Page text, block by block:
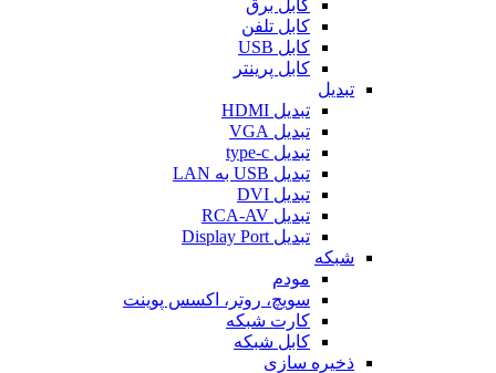
کابل برق
کابل تلفن
کابل USB
کابل پرینتر
تبدیل
تبدیل HDMI
تبدیل VGA
تبدیل type-c
تبدیل USB به LAN
تبدیل DVI
تبدیل RCA-AV
تبدیل Display Port
شبکه
مودم
سویچ، روتر، اکسس پوینت
کارت شبکه
کابل شبکه
ذخیره سازی